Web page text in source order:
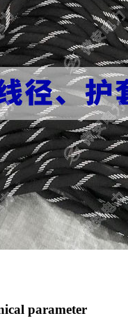
parameter